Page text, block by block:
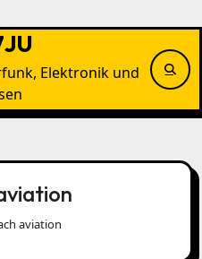
Elektronik und
aviation